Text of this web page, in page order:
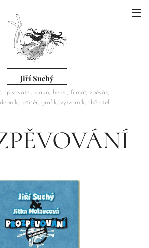
Jiří Suchý
spisovatel, klaun, herec, filmař, zpěvák,
režisér, grafik, výtvarník, sběratel